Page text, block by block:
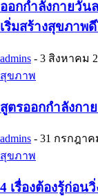
ออกกำลังกายวัน
เริ่มสร้างสุขภาพ
admins - 3 สิงหาคม
สุขภาพ
สูตรออกกำลังกา
admins - 31 กรกฎาค
สุขภาพ
4 เรื่องต้องรู้ก่อนวิ่